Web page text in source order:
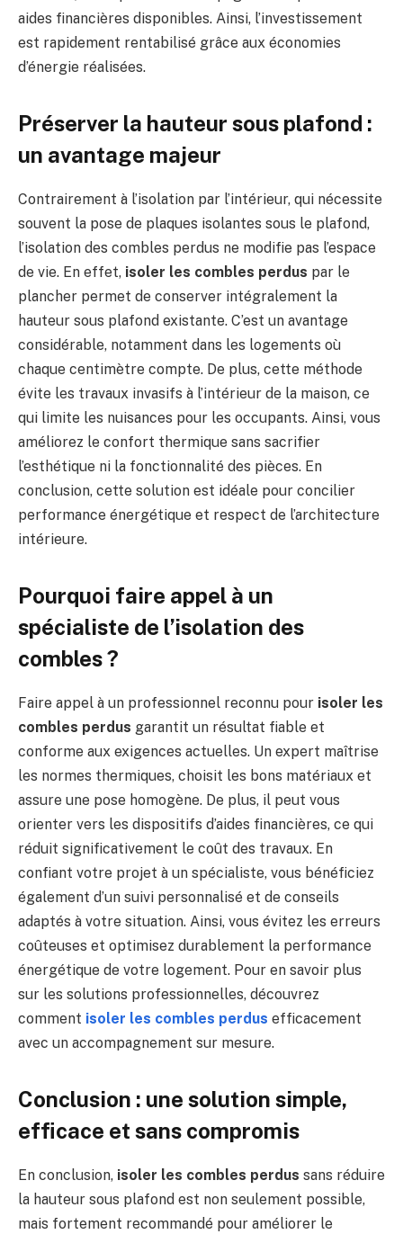
aides financières disponibles. Ainsi, l’investissement
est rapidement rentabilisé grâce aux économies
d’énergie réalisées.
Préserver la hauteur sous plafond :
un avantage majeur
Contrairement à l’isolation par l’intérieur, qui nécessite
souvent la pose de plaques isolantes sous le plafond,
l’isolation des combles perdus ne modifie pas l’espace
de vie. En effet, isoler les combles perdus par le
plancher permet de conserver intégralement la
hauteur sous plafond existante. C’est un avantage
considérable, notamment dans les logements où
chaque centimètre compte. De plus, cette méthode
évite les travaux invasifs à l’intérieur de la maison, ce
qui limite les nuisances pour les occupants. Ainsi, vous
améliorez le confort thermique sans sacrifier
l’esthétique ni la fonctionnalité des pièces. En
conclusion, cette solution est idéale pour concilier
performance énergétique et respect de l’architecture
intérieure.
Pourquoi faire appel à un
spécialiste de l’isolation des
combles ?
Faire appel à un professionnel reconnu pour isoler les
combles perdus garantit un résultat fiable et
conforme aux exigences actuelles. Un expert maîtrise
les normes thermiques, choisit les bons matériaux et
assure une pose homogène. De plus, il peut vous
orienter vers les dispositifs d’aides financières, ce qui
réduit significativement le coût des travaux. En
confiant votre projet à un spécialiste, vous bénéficiez
également d’un suivi personnalisé et de conseils
adaptés à votre situation. Ainsi, vous évitez les erreurs
coûteuses et optimisez durablement la performance
énergétique de votre logement. Pour en savoir plus
sur les solutions professionnelles, découvrez
comment isoler les combles perdus efficacement
avec un accompagnement sur mesure.
Conclusion : une solution simple,
efficace et sans compromis
En conclusion, isoler les combles perdus sans réduire
la hauteur sous plafond est non seulement possible,
mais fortement recommandé pour améliorer le